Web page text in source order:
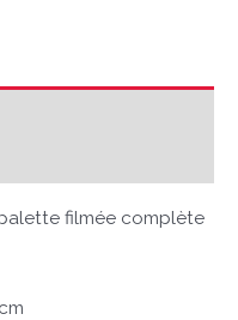
filmée complète